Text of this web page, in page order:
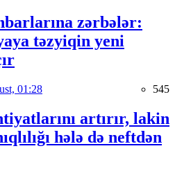
zərbələr:
təzyiqin yeni
01:28 545
artırır, lakin
hələ də neftdən